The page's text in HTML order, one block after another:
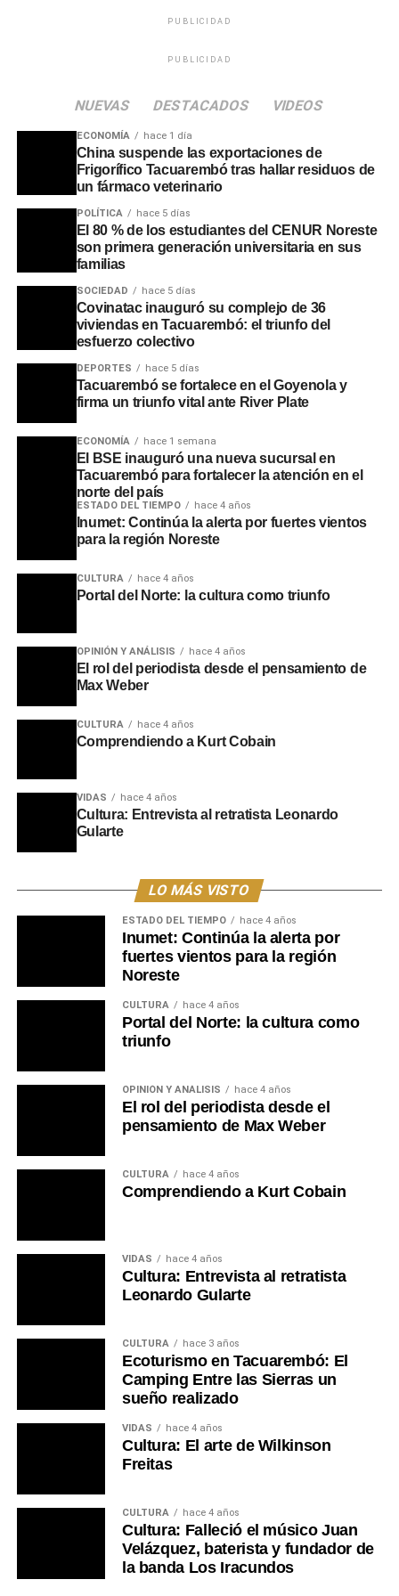
El primer premio fue otorgado a Franco Sum, de 19 años,
abuela. Según explicó el autor, la obra buscó retratar un
puesto correspondió a Daniela Rodríguez, de 16 años y
oriunda de Paso de los Toros, quien capturó una escena
urbana cotidiana de su ciudad de manera espontánea.
Duarte, de 24 años, quien recibirá su reconocimiento en
los próximos días al no haber podido asistir al evento.
Al cierre de la premiación, la Dirección de Juventud
adelantó que durante el transcurso del año se
implementarán nuevas propuestas y certámenes
a fomentar la integración de los jóvenes de todo el
departamento de Tacuarembó.
PUBLICIDAD
PUBLICIDAD
NUEVAS DESTACADOS VIDEOS
ECONOMÍA hace 1 día
China suspende las exportaciones de
Frigorífico Tacuarembó tras hallar residuos de
un fármaco veterinario
POLÍTICA hace 5 días
El 80 % de los estudiantes del CENUR Noreste
son primera generación universitaria en sus
familias
SOCIEDAD hace 5 días
Covinatac inauguró su complejo de 36
viviendas en Tacuarembó: el triunfo del
esfuerzo colectivo
DEPORTES hace 5 días
Tacuarembó se fortalece en el Goyenola y
firma un triunfo vital ante River Plate
ECONOMÍA hace 1 semana
El BSE inauguró una nueva sucursal en
Tacuarembó para fortalecer la atención en el
norte del país
ESTADO DEL TIEMPO hace 4 años
Inumet: Continúa la alerta por fuertes vientos
para la región Noreste
CULTURA hace 4 años
Portal del Norte: la cultura como triunfo
OPINIÓN Y ANÁLISIS hace 4 años
El rol del periodista desde el pensamiento de
Max Weber
CULTURA hace 4 años
Comprendiendo a Kurt Cobain
VIDAS hace 4 años
Cultura: Entrevista al retratista Leonardo
Gularte
LO MÁS VISTO
ESTADO DEL TIEMPO hace 4 años
Inumet: Continúa la alerta por
fuertes vientos para la región
Noreste
CULTURA hace 4 años
Portal del Norte: la cultura como
triunfo
OPINIÓN Y ANÁLISIS hace 4 años
El rol del periodista desde el
pensamiento de Max Weber
CULTURA hace 4 años
Comprendiendo a Kurt Cobain
VIDAS hace 4 años
Cultura: Entrevista al retratista
Leonardo Gularte
CULTURA hace 3 años
Ecoturismo en Tacuarembó: El
Camping Entre las Sierras un
sueño realizado
VIDAS hace 4 años
Cultura: El arte de Wilkinson
Freitas
CULTURA hace 4 años
Cultura: Falleció el músico Juan
Velázquez, baterista y fundador de
la banda Los Iracundos